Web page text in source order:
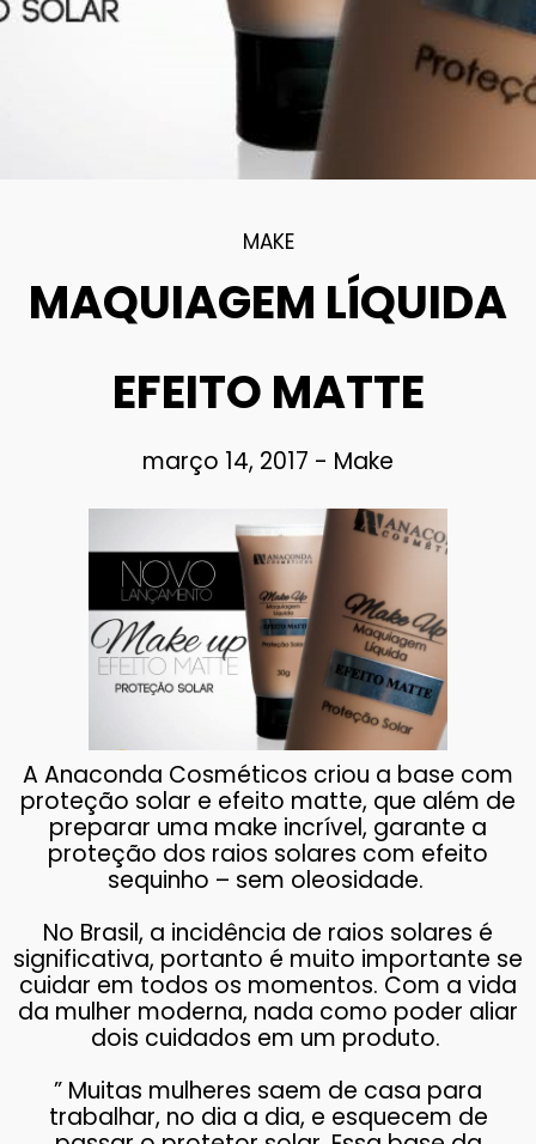
MAKE
MAQUIAGEM LÍQUIDA
EFEITO MATTE
março 14, 2017 - Make
A Anaconda Cosméticos criou a base com
proteção solar e efeito matte, que além de
preparar uma make incrível, garante a
proteção dos raios solares com efeito
sequinho – sem oleosidade.
No Brasil, a incidência de raios solares é
significativa, portanto é muito importante se
cuidar em todos os momentos. Com a vida
da mulher moderna, nada como poder aliar
dois cuidados em um produto.
” Muitas mulheres saem de casa para
trabalhar, no dia a dia, e esquecem de